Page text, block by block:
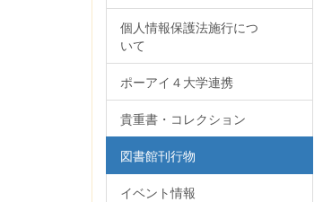
個人情報保護法施行につ
いて
ポーアイ４大学連携
貴重書・コレクション
図書館刊行物
イベント情報